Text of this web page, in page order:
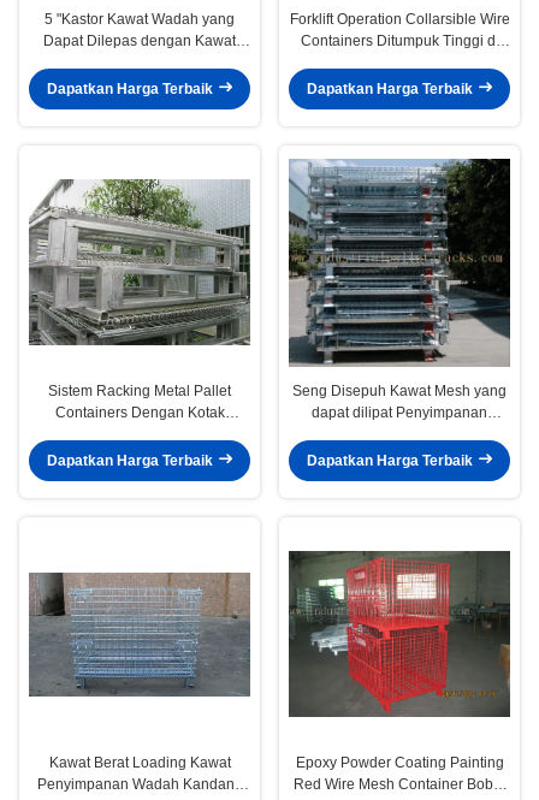
5 "Kastor Kawat Wadah yang
Dapat Dilepas dengan Kawat
Trolley
Dapatkan Harga Terbaik
Forklift Operation Collarsible Wire
Containers Ditumpuk Tinggi di
Dapatkan Harga Terbaik
Sistem Racking Metal Pallet
Containers Dengan Kotak
'
Dapatkan Harga Terbaik
Seng Disepuh Kawat Mesh yang
dapat dilipat Penyimpanan
Ruang
Dapatkan Harga Terbaik
Kawat Berat Loading Kawat
Penyimpanan Wadah Kandang
Epoxy Powder Coating Painting
Red Wire Mesh Container Bobot